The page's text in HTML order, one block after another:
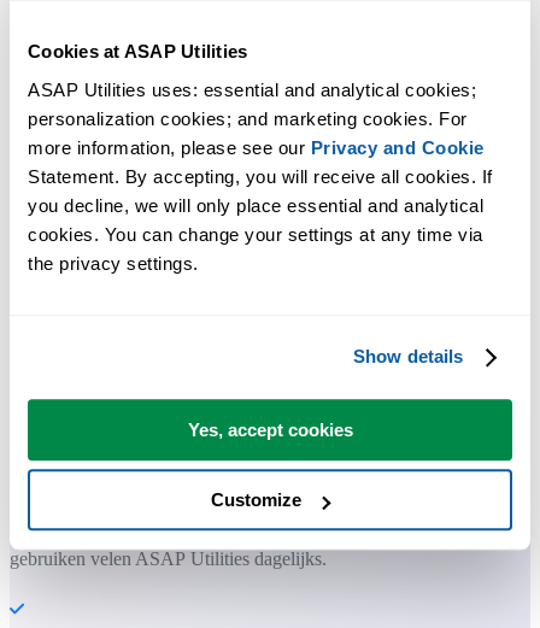
Cookies at ASAP Utilities
ASAP Utilities uses: essential and analytical cookies;
personalization cookies; and marketing cookies. For
more information, please see our Privacy and Cookie
Statement. By accepting, you will receive all cookies. If
you decline, we will only place essential and analytical
cookies. You can change your settings at any time via
the privacy settings.
Show details
Yes, accept cookies
Customize
Praktische tools die veel Excel-gebruikers in Excel missen.
Bespaar tijd in Excel. Snel en eenvoudig.
Je kunt meteen aan de slag. Geen training nodig.
De meeste gebruikers beginnen met een paar tools. Uiteindelijk
gebruiken velen ASAP Utilities dagelijks.